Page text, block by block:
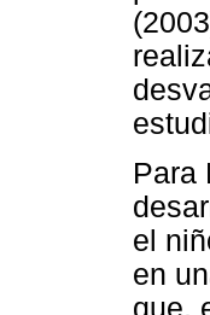
Para
el
en
que,